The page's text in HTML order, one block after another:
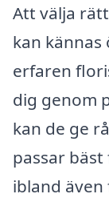
Att välja
kan
erfaren
dig genom
kan de ge
passar
ibland